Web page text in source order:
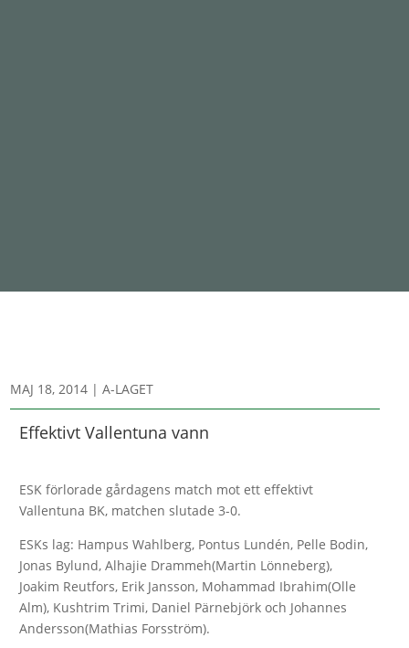
MAJ 18, 2014 |A-LAGET
Effektivt Vallentuna vann
ESK förlorade gårdagens match mot ett effektivt
Vallentuna BK, matchen slutade 3-0.
ESKs lag: Hampus Wahlberg, Pontus Lundén, Pelle Bodin,
Jonas Bylund, Alhajie Drammeh(Martin Lönneberg),
Joakim Reutfors, Erik Jansson, Mohammad Ibrahim(Olle
Alm), Kushtrim Trimi, Daniel Pärnebjörk och Johannes
Andersson(Mathias Forsström).